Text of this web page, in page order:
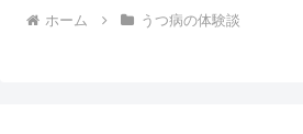
ホーム うつ病の体験談